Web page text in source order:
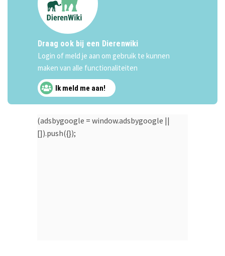
Draag ook bij een Dierenwiki
Login of meld je aan om gebruik te kunnen
maken van alle functionaliteiten
Ik meld me aan!
(adsbygoogle = window.adsbygoogle ||
[]).push({});